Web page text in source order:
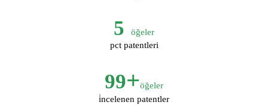
5
öğeler
pct patentleri
100+öğeler
i̇ncelenen patentler